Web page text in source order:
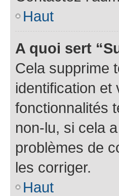
Haut
A quoi sert
Cela supprime
identification et
fonctionnalités
non-lu, si cela
problèmes de
les corriger.
Haut